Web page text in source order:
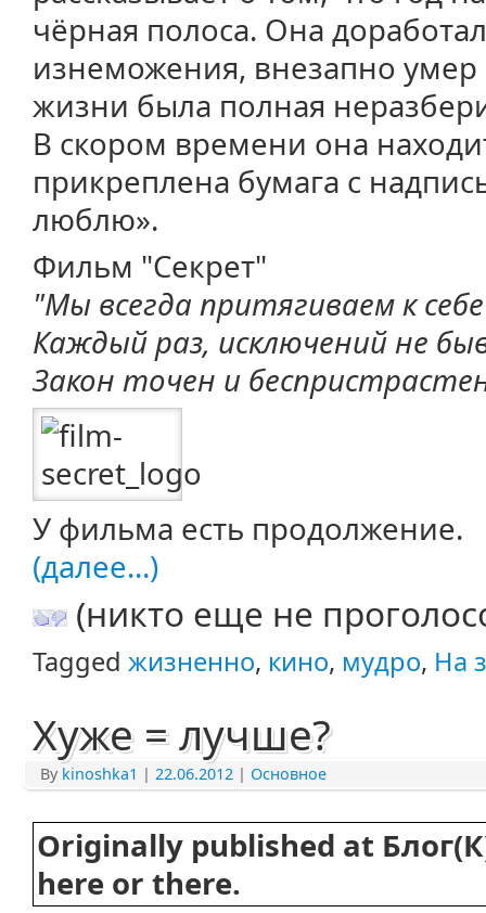
чёрная полоса. Она
изнеможения, внезапно
жизни была полная
В скором времени она
прикреплена бумага с
люблю».
Фильм "Секрет"
"Мы всегда притягиваем к
Каждый раз, исключений не
Закон точен и
У фильма есть продолжение.
(далее...)
(никто еще не
Tagged жизненно, кино, мудро, На
Хуже = лучше?
By kinoshka1 | 22.06.2012 | Основное
Originally published at
here or there.